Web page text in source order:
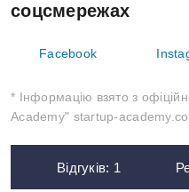
соцсмережах
Facebook
* Інформацію взято з
Academy" startup-
Відгуків: 1